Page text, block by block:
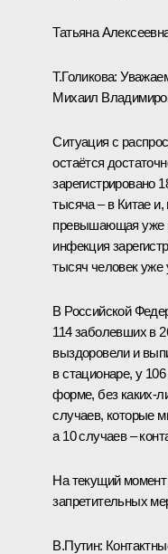
Татьяна
Т.Голикова:
Михаил
Ситуация с
остаётся
зарегистрировано
тысяча – в Китае
превышающая уже
инфекция
тысяч человек уже
В Российской
114 заболевших в
выздоровели и
в стационаре, у
форме, без каких-
случаев, которые
а 10 случаев –
На текущий момент
запретительных
В.Путин: